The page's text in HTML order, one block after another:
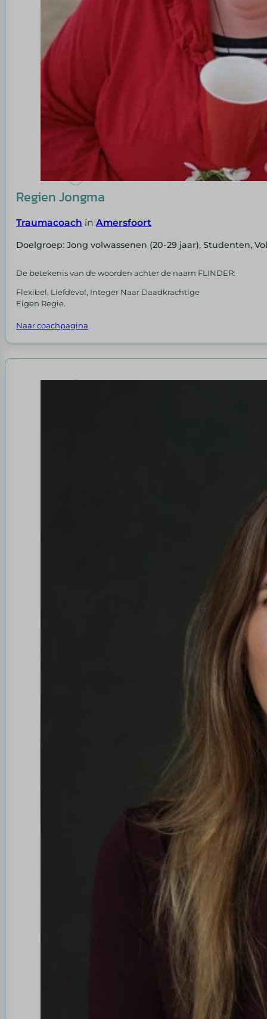
Regien Jongma
Traumacoach inAmersfoort
Doelgroep: Jong volwassenen (20-29 jaar), Studenten,
De betekenis van de woorden achter de naam FLINDER:
Flexibel, Liefdevol, Integer Naar Daadkrachtige
Eigen Regie.
Naar coachpagina